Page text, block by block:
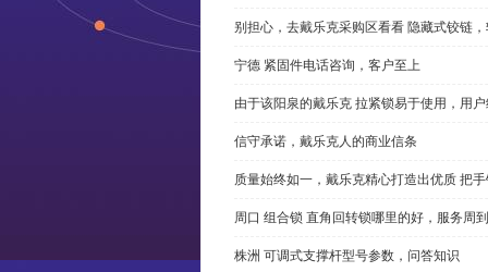
别担心，去戴乐克采购区看看 隐藏式铰链
宁德 紧固件电话咨询，客户至上
由于该阳泉的戴乐克 拉紧锁易于使用，用
信守承诺，戴乐克人的商业信条
质量始终如一，戴乐克精心打造出优质 把
周口 组合锁 直角回转锁哪里的好，服务周到
株洲 可调式支撑杆型号参数，问答知识